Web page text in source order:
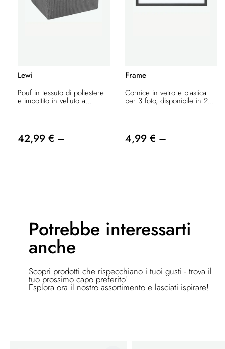
Lewi
Pouf in tessuto di poliestere
e imbottito in velluto a...
42,99 € –
Frame
Cornice in vetro e plastica
per 3 foto, disponibile in 2...
4,99 € –
Potrebbe interessarti
anche
Scopri prodotti che rispecchiano i tuoi gusti - trova il
tuo prossimo capo preferito!
Esplora ora il nostro assortimento e lasciati ispirare!